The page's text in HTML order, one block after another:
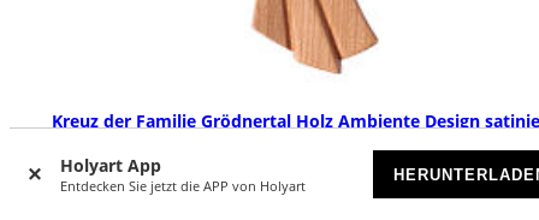
Holyart App
Entdecken Sie jetzt die APP von Holyart
Kreuz der Familie Grödnertal Holz Ambiente Design
VORRÄTIG